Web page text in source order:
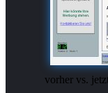
vorher vs.